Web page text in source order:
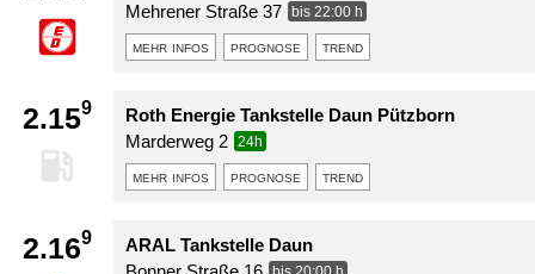
Mehrener Straße 37
bis 22:00 h
mehr infos prognose trend
2.159
Roth Energie Tankstelle Daun Pützborn
Marderweg 2
24h
mehr infos prognose trend
2.169
ARAL Tankstelle Daun